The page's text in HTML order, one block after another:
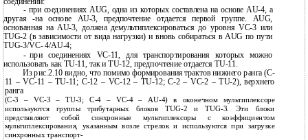
- при соединениях AUG, одна из которых составлена на основе AU-4, а
другая -на основе AU-3, предпочтение отдается первой группе. AUG,
основанная на AU-3, должна демультиплексироваться до уровня VC-3 или
TUG-2 (в зависимости от вида нагрузки) и вновь собираться в AUG по пути
TUG-3/VC- 4/AU-4;
- при соединениях
VC-11, для транспортирования которых можно
использовать как TU-11, так и TU-12, предпочтение отдается TU-11.
Из рис.2.10 видно, что помимо формирования трактов нижнего ранга (С-
11 – VС-11 – TU-11; С-12 – VС-12 – TU-12; С-2 – VС-2 – TU-2), верхнего
ранга
(С-3 – VС-3 – TU-3; С-4 – VС-4 – АU-4) в оконечном мультиплексоре
используются группы трибутарных блоков TUG-2 и TUG-3. Эти блоки
представляют собой синхронные мультиплексоры с коэффициентом
мультиплексирования, указанным возле стрелок и используются при загрузке
синхронных транспорт-